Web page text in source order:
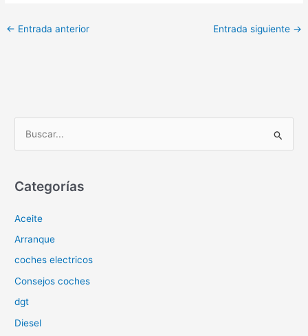
← Entrada anterior Entrada siguiente →
c
r
p
o
Categorías
Aceite
Arranque
coches electricos
Consejos coches
dgt
Diesel